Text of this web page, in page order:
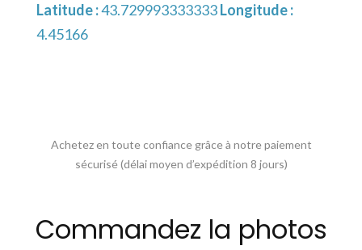
Latitude :43.729993333333Longitude :
4.45166
Achetez en toute confiance grâce à notre paiement
sécurisé (délai moyen d’expédition 8 jours)
Commandez la photos